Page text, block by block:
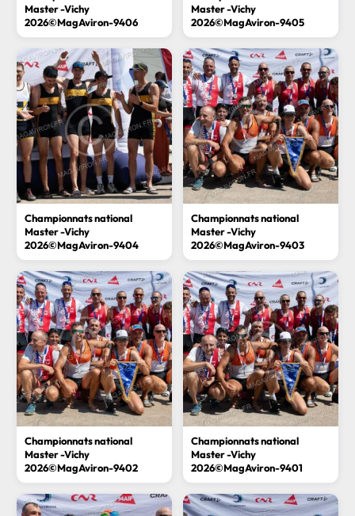
Master -Vichy
2026©MagAviron-9406
Master -Vichy
2026©MagAviron-9405
Championnats national
Master -Vichy
2026©MagAviron-9404
Championnats national
Master -Vichy
2026©MagAviron-9403
Championnats national
Master -Vichy
2026©MagAviron-9402
Championnats national
Master -Vichy
2026©MagAviron-9401